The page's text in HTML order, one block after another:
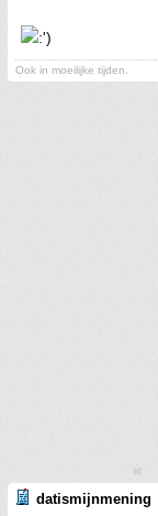
Ook in moeilijke tijden.
datismijnmening